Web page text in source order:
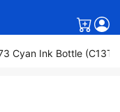
Giỏ
Cyan Ink Bottle